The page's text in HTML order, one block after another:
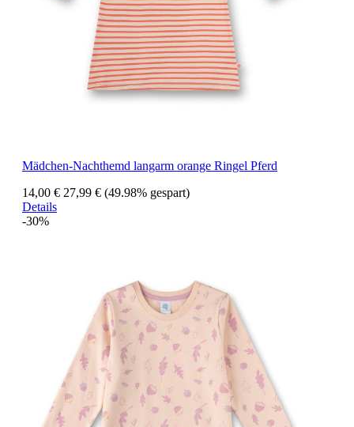
Mädchen-Nachthemd langarm orange Ringel Pferd
14,00 € 27,99 € (49.98% gespart)
Details
-30%